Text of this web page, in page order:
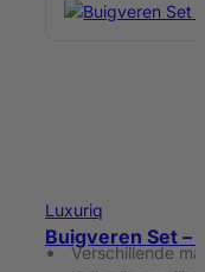
Luxuriq
Buigveren Set –
Verschillende